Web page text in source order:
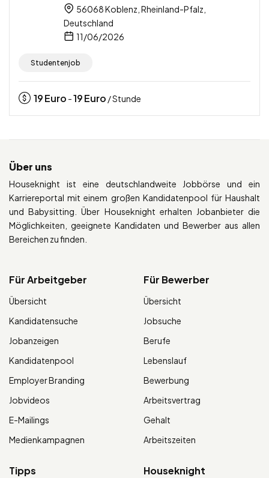
56068 Koblenz, Rheinland-Pfalz,
Deutschland
11/06/2026
Studentenjob
19Euro -19Euro / Stunde
Über uns
Houseknight ist eine deutschlandweite Jobbörse und ein
Karriereportal mit einem großen Kandidatenpool für Haushalt
und Babysitting. Über Houseknight erhalten Jobanbieter die
Möglichkeiten, geeignete Kandidaten und Bewerber aus allen
Bereichen zu finden.
Für Arbeitgeber
Übersicht
Kandidatensuche
Jobanzeigen
Kandidatenpool
Employer Branding
Jobvideos
E-Mailings
Medienkampagnen
Für Bewerber
Übersicht
Jobsuche
Berufe
Lebenslauf
Bewerbung
Arbeitsvertrag
Gehalt
Arbeitszeiten
Tipps Houseknight